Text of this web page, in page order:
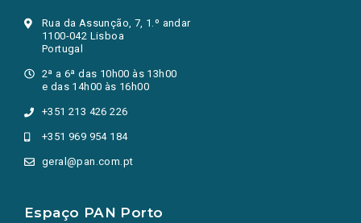
Rua da Assunção, 7, 1.º andar
1100-042 Lisboa
Portugal
2ª a 6ª das 10h00 às 13h00
e das 14h00 às 16h00
+351 213 426 226
+351 969 954 184
geral@pan.com.pt
Espaço PAN Porto